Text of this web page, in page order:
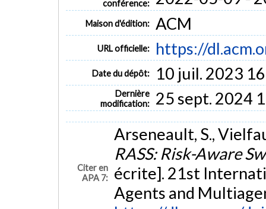
conférence:
Maison d'édition: ACM
URL officielle: https://
Date du dépôt: 10 juil. 2023
Dernière
modification:
25 sept. 2024
Citer en
APA 7:
Arseneault, S.,
RASS: Risk-Aware
écrite]. 21st
Agents and